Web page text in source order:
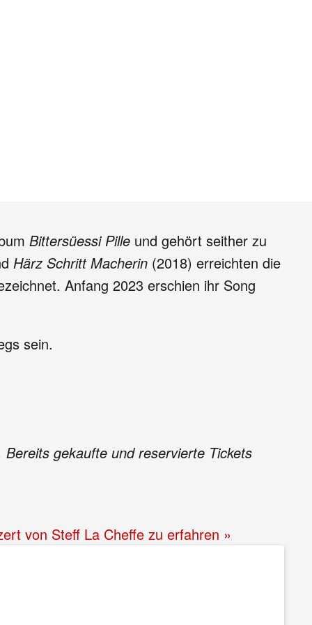
Bittersüessi Pille und gehört seither zu
Härz Schritt Macherin (2018) erreichten die
Anfang 2023 erschien ihr Song
sein.
gekaufte und reservierte Tickets
von Steff La Cheffe zu erfahren »